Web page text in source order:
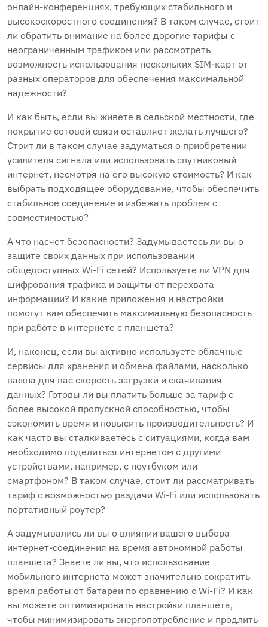
онлайн-конференциях, требующих стабильного и
высокоскоростного соединения? В таком случае, стоит
ли обратить внимание на более дорогие тарифы с
неограниченным трафиком или рассмотреть
возможность использования нескольких SIM-карт от
разных операторов для обеспечения максимальной
надежности?
И как быть, если вы живете в сельской местности, где
покрытие сотовой связи оставляет желать лучшего?
Стоит ли в таком случае задуматься о приобретении
усилителя сигнала или использовать спутниковый
интернет, несмотря на его высокую стоимость? И как
выбрать подходящее оборудование, чтобы обеспечить
стабильное соединение и избежать проблем с
совместимостью?
А что насчет безопасности? Задумываетесь ли вы о
защите своих данных при использовании
общедоступных Wi-Fi сетей? Используете ли VPN для
шифрования трафика и защиты от перехвата
информации? И какие приложения и настройки
помогут вам обеспечить максимальную безопасность
при работе в интернете с планшета?
И, наконец, если вы активно используете облачные
сервисы для хранения и обмена файлами, насколько
важна для вас скорость загрузки и скачивания
данных? Готовы ли вы платить больше за тариф с
более высокой пропускной способностью, чтобы
сэкономить время и повысить производительность? И
как часто вы сталкиваетесь с ситуациями, когда вам
необходимо поделиться интернетом с другими
устройствами, например, с ноутбуком или
смартфоном? В таком случае, стоит ли рассматривать
тариф с возможностью раздачи Wi-Fi или использовать
портативный роутер?
А задумывались ли вы о влиянии вашего выбора
интернет-соединения на время автономной работы
планшета? Знаете ли вы, что использование
мобильного интернета может значительно сократить
время работы от батареи по сравнению с Wi-Fi? И как
вы можете оптимизировать настройки планшета,
чтобы минимизировать энергопотребление и продлить